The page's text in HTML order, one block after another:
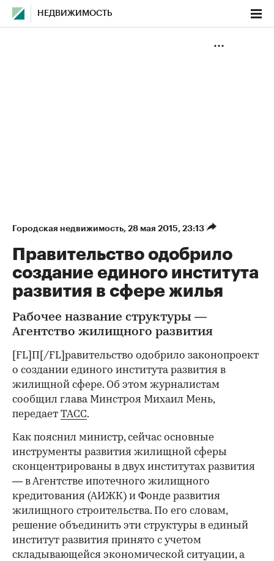
НЕДВИЖИМОСТЬ
Городская недвижимость⁠, 28 мая 2015, 23:13
Правительство одобрило
создание единого института
развития в сфере жилья
Рабочее название структуры —
Агентство жилищного развития
[FL]​П[/FL]равительство одобрило законопроект
о создании единого института развития в
жилищной сфере. Об этом журналистам
сообщил глава Минстроя Михаил Мень,
передает ТАСС.
Как пояснил министр, сейчас основные
инструменты развития жилищной сферы
сконцентрированы в двух институтах развития
— в Агентстве ипотечного жилищного
кредитования (АИЖК) и Фонде развития
жилищного строительства. По его словам,
решение объединить эти структуры в единый
институт развития принято с учетом
складывающейся экономической ситуации, а